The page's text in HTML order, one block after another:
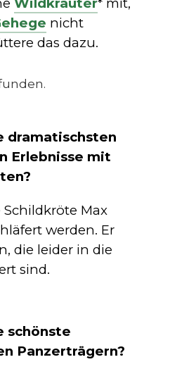
Wildkräuter* mit,
nicht
das dazu.
dramatischsten
Erlebnisse mit
Schildkröte Max
werden. Er
die leider in die
sind.
schönste
Panzerträgern?